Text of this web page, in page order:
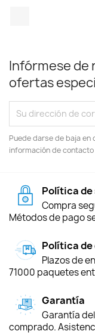
Infórmese de
ofertas
Puede darse de baja
información de contacto
Política
Compra
Métodos de pago
Política
Plazos de
71000 paquetes
Garantía
Garantía
comprado.